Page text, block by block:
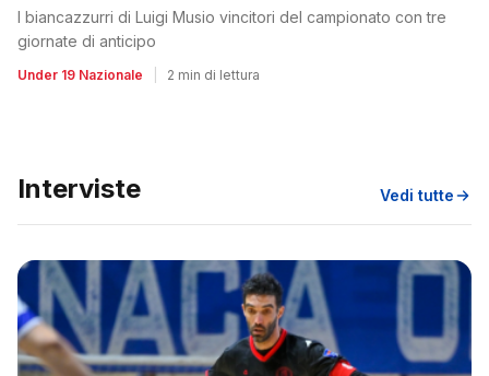
I biancazzurri di Luigi Musio vincitori del campionato con tre
giornate di anticipo
Under 19 Nazionale 2 min di lettura
Interviste Vedi tutte